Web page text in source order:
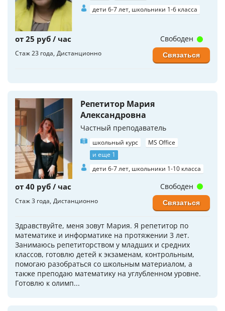
дети 6-7 лет, школьники 1-6 класса
от 25 руб / час
Стаж 23 года Дистанционно
Свободен
Связаться
Репетитор Мария
Александровна
Частный преподаватель
школьный курс
MS Office
и еще 1
дети 6-7 лет, школьники 1-10 класса
от 40 руб / час
Стаж 3 года Дистанционно
Здравствуйте, меня зовут Мария. Я репетитор по
математике и информатике на протяжении 3 лет.
Занимаюсь репетиторством у младших и средних
классов, готовлю детей к экзаменам, контрольным,
помогаю разобраться со школьным материалом, а
также преподаю математику на углубленном уровне.
Готовлю к олимп...
Свободен
Связаться